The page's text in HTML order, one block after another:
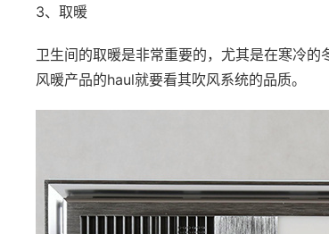
3、取暖
卫生间的取暖是非常重要的，尤其是在寒冷
风暖产品的haul就要看其吹风系统的品质。